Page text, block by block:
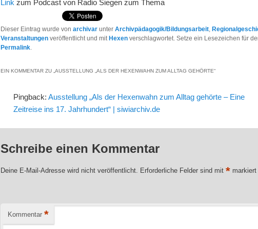
Linkzum Podcast von Radio Siegen zum Thema
Dieser Eintrag wurde vonarchivar unterArchivpädagogik/Bildungsarbeit,
Veranstaltungen veröffentlicht und mit Hexen verschlagwortet. Setze ein Lesezeichen für
Permalink.
EIN KOMMENTAR ZU „AUSSTELLUNG „ALS DER HEXENWAHN ZUM ALLTAG GEHÖRTE“
Pingback: Ausstellung „Als der Hexenwahn zum Alltag gehörte – Eine
Zeitreise ins 17. Jahrhundert“ | siwiarchiv.de
Schreibe einen Kommentar
Deine E-Mail-Adresse wird nicht veröffentlicht. Erforderliche Felder sind mit* markiert
Kommentar *